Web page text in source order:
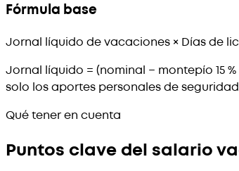
Fórmula base
Jornal líquido de vacaciones × Días de
Jornal líquido = (nominal − montepío 15
solo los aportes personales de
Qué tener en cuenta
Puntos clave del salario